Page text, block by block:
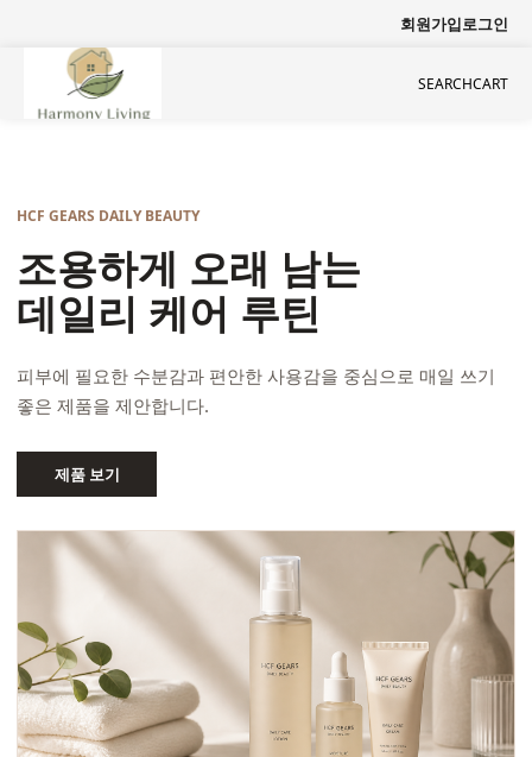
회원가입로그인
SEARCHCART
HCF GEARS DAILY BEAUTY
조용하게 오래 남는
데일리 케어 루틴
피부에 필요한 수분감과 편안한 사용감을 중심으로 매일 쓰기
좋은 제품을 제안합니다.
제품 보기